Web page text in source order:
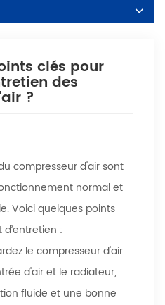
clés pour
des
?
compresseur d'air sont
normal et
Voici quelques points
:
le compresseur d'air
d'air et le radiateur,
fluide et une bonne